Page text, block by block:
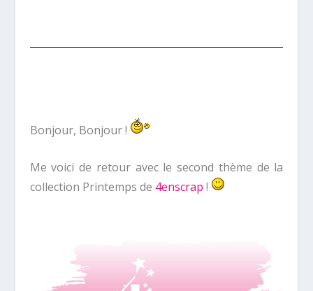
Bonjour, Bonjour !
Me voici de retour avec le second thème de la
collection Printemps de 4enscrap !